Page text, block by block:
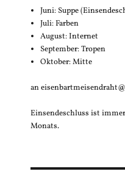
Juni: Suppe
Juli: Farben
August: Internet
September: Tropen
Oktober: Mitte
an
Einsendeschluss ist
Monats.